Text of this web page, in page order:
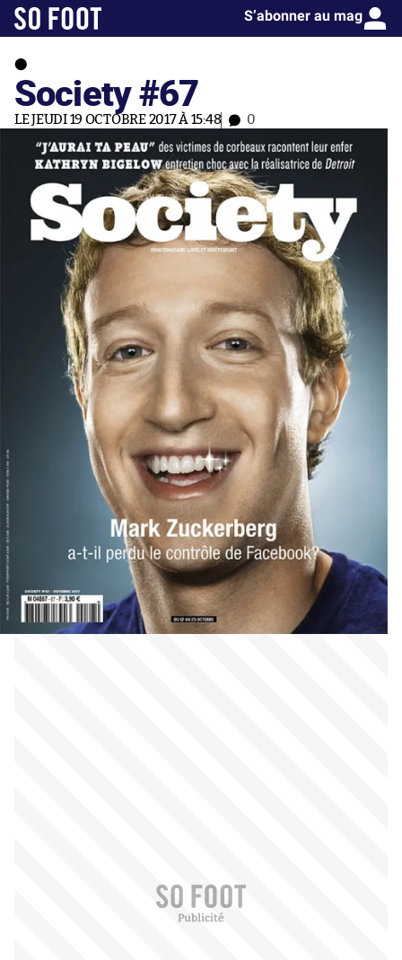
S’abonner au mag
Society #67
LE JEUDI 19 OCTOBRE 2017 À 15:48 0